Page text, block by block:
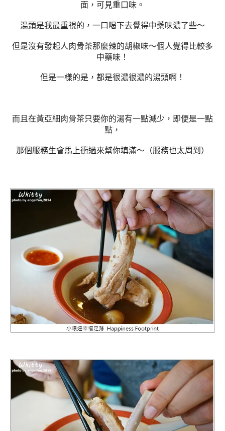
面，可見重口味。
湯頭是我最重視的，一口喝下去覺得中藥味濃了些～
但是沒有發起人肉骨茶那麼辣的胡椒味～個人覺得比較多
中藥味！
但是一樣的是，都是很濃很濃的湯頭啊！
而且在黃亞細肉骨茶只要你的湯有一點減少，即便是一點
點，
那個服務生會馬上衝過來幫你填滿～（服務也太周到）